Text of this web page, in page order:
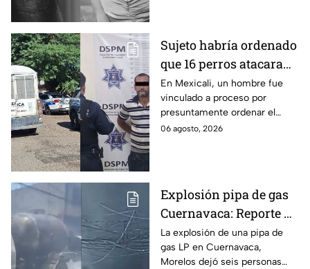
Sujeto habría ordenado
que 16 perros atacaran
a su hermana con
discapacidad en
Mexicali, BC
En Mexicali, un hombre fue
vinculado a proceso por
presuntamente ordenar el
ataque de 16 perros contra su
06 agosto, 2026
Explosión pipa de gas
Cuernavaca: Reporte de
víctimas tras estallido
en Morelos
La explosión de una pipa de
gas LP en Cuernavaca,
Morelos dejó seis personas